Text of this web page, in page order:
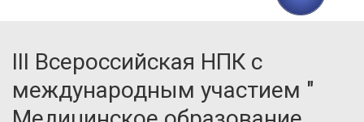
III Всероссийская НПК с
международным участием "